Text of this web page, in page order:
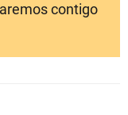
contigo